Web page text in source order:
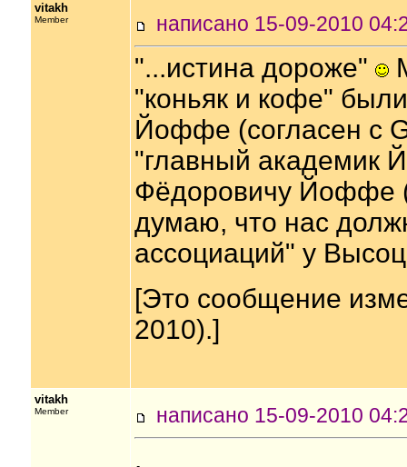
vitakh
Member написано 15-09-2010
"...истина дороже"
"коньяк и кофе"
Йоффе (согласен с
"главный академик
Фёдоровичу Йоффе
думаю, что нас
ассоциаций" у
[Это сообщение
2010).]
vitakh
Member написано 15-09-2010
.